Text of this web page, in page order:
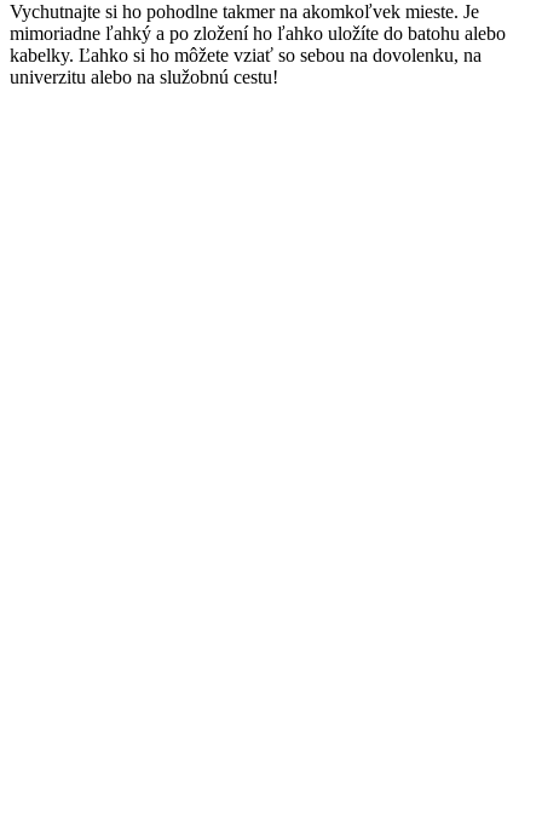
Vychutnajte si ho pohodlne takmer na akomkoľvek mieste. Je
mimoriadne ľahký a po zložení ho ľahko uložíte do batohu alebo
kabelky. Ľahko si ho môžete vziať so sebou na dovolenku, na
univerzitu alebo na služobnú cestu!